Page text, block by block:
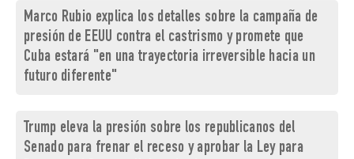
Marco Rubio explica los detalles sobre la campaña de
presión de EEUU contra el castrismo y promete que
Cuba estará "en una trayectoria irreversible hacia un
futuro diferente"
Trump eleva la presión sobre los republicanos del
Senado para frenar el receso y aprobar la Ley para